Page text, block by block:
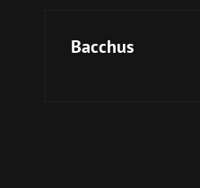
Bacchus